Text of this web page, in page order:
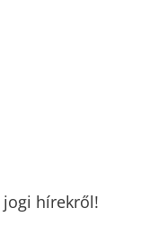
jogi hírekről!